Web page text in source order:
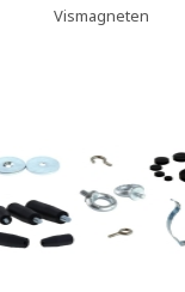
Vismagneten